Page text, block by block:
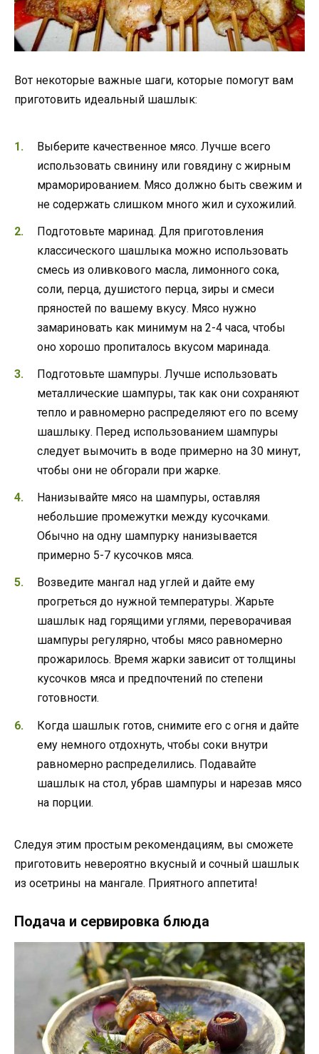
Вот некоторые важные шаги, которые помогут вам
приготовить идеальный шашлык:
Выберите качественное мясо. Лучше всего
использовать свинину или говядину с жирным
мраморированием. Мясо должно быть свежим и
не содержать слишком много жил и сухожилий.
Подготовьте маринад. Для приготовления
классического шашлыка можно использовать
смесь из оливкового масла, лимонного сока,
соли, перца, душистого перца, зиры и смеси
пряностей по вашему вкусу. Мясо нужно
замариновать как минимум на 2-4 часа, чтобы
оно хорошо пропиталось вкусом маринада.
Подготовьте шампуры. Лучше использовать
металлические шампуры, так как они сохраняют
тепло и равномерно распределяют его по всему
шашлыку. Перед использованием шампуры
следует вымочить в воде примерно на 30 минут,
чтобы они не обгорали при жарке.
Нанизывайте мясо на шампуры, оставляя
небольшие промежутки между кусочками.
Обычно на одну шампурку нанизывается
примерно 5-7 кусочков мяса.
Возведите мангал над углей и дайте ему
прогреться до нужной температуры. Жарьте
шашлык над горящими углями, переворачивая
шампуры регулярно, чтобы мясо равномерно
прожарилось. Время жарки зависит от толщины
кусочков мяса и предпочтений по степени
готовности.
Когда шашлык готов, снимите его с огня и дайте
ему немного отдохнуть, чтобы соки внутри
равномерно распределились. Подавайте
шашлык на стол, убрав шампуры и нарезав мясо
на порции.
Следуя этим простым рекомендациям, вы сможете
приготовить невероятно вкусный и сочный шашлык
из осетрины на мангале. Приятного аппетита!
Подача и сервировка блюда